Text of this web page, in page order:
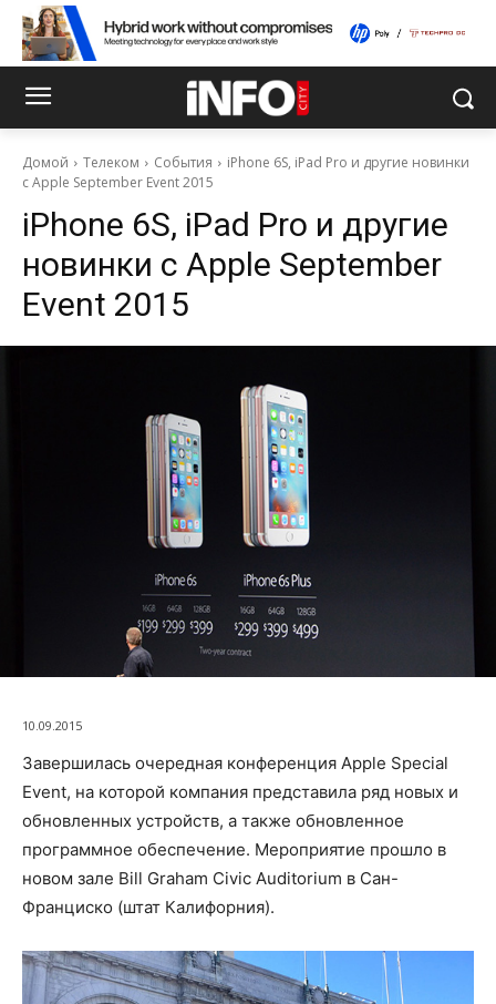
Домой Телеком События
iPhone 6S, iPad Pro и другие новинки
с Apple September Event 2015
iPhone 6S, iPad Pro и другие
новинки с Apple September
Event 2015
10.09.2015
Завершилась очередная конференция Apple Special
Event, на которой компания представила ряд новых и
обновленных устройств, а также обновленное
программное обеспечение. Мероприятие прошло в
новом зале Bill Graham Civic Auditorium в Сан-
Франциско (штат Калифорния).